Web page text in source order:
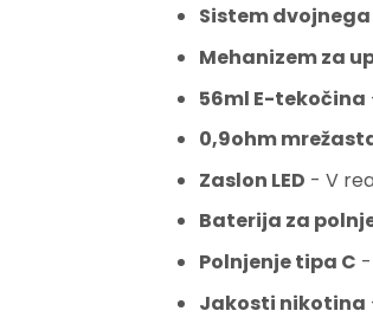
Sistem dvojnega
Mehanizem za
56ml E-tekočina
0,9ohm
Zaslon LED - V
Baterija za
Polnjenje tipa C
Jakosti nikotina